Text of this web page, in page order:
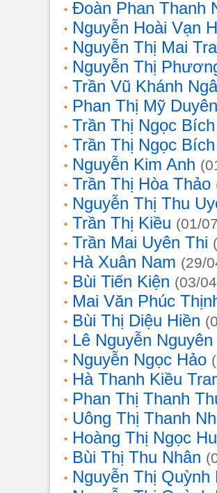
Đoàn Phan Thanh
Nguyễn Hoài Vạn
Nguyễn Thị Mai
Nguyễn Thị
Trần Vũ Khánh
Phan Thị Mỹ Duyên
Trần Thị Ngọc Bích
Trần Thị Ngọc Bích
Nguyễn Kim Anh
Trần Thị Hòa Thảo
Nguyễn Thị Thu
Trần Thị Kiều (01/
Trần Mai Uyên Thi
Hà Xuân Nam (29/
Bùi Tiến Kiện (03/
Mai Văn Phúc
Bùi Thị Diệu Hiền
Lê Nguyễn
Nguyễn Ngọc Hảo
Hà Thanh Kiều
Phan Thị Thanh
Uông Thị Thanh
Hoàng Thị Ngọc
Bùi Thị Thu Nhân
Nguyễn Thị Quỳnh